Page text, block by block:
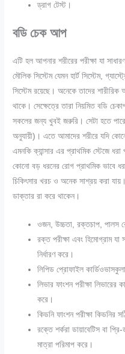
ড্রাগ টেস্ট।
বডি চেক আপ
এটি হল আপনার শরীরের পরীক্ষা যা
মৌলিক সিস্টেম যেমন হার্ট সিস্টেম,
সিস্টেম রয়েছে। অনেকে তাদের শারীরিক
থাকে। সেক্ষেত্রে তারা নিয়মিত বডি
সকলের জন্য খুবই জরুরি। সেটা হতে
অনুযায়ী)। এতে আমাদের শরীরে যদি
এমনকি ক্যান্সার এর প্রাথমিক স্টেজে
কোনো বড় ধরনের রোগ প্রাথমিক ভাবে
চিকিৎসার খরচ ও অনেক সাশ্রয় করা
ডাক্তার রা করে থাকেন।
ওজন,উচ্চতা,রক্তচাপ,পালস
রক্ত পরীক্ষা এবং হিমোগ্রাম যা
নির্ধারণ করে।
লিপিড প্রোফাইল
লিভার ফাংশন পরীক্ষা লিভারের
করে।
কিডনি ফাংশন পরীক্ষা কিডনির
রক্তে শর্করা ডায়াবেটিস বা
মাত্রা পরিমাপ করে।